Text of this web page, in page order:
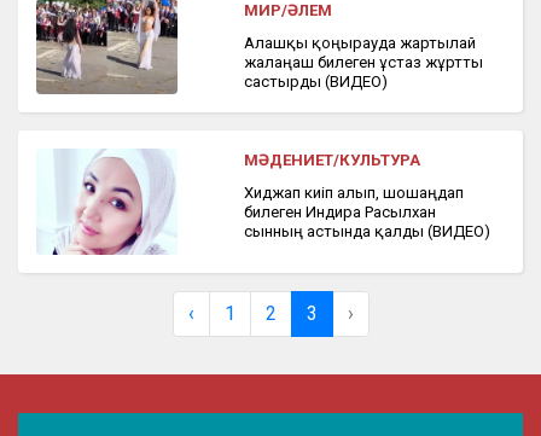
МИР/ӘЛЕМ
Алғашқы қоңырауда жартылай
жалаңаш билеген ұстаз жұртты
састырды (ВИДЕО)
МӘДЕНИЕТ/КУЛЬТУРА
Хиджап киіп алып, шошаңдап
билеген Индира Расылхан
сынның астында қалды (ВИДЕО)
‹ 1 2 3 ›